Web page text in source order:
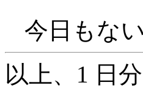
今日もな
以上、1 日分